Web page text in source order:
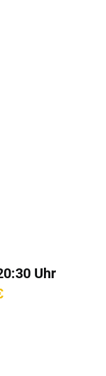
Uhr
Preisspanne: